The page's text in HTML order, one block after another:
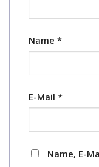
Name *
E-Mail *
Name, E-